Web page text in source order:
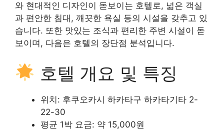
와 현대적인 디자인이 돋보이는 호텔로, 넓은 객실
과 편안한 침대, 깨끗한 욕실 등의 시설을 갖추고 있
습니다. 또한 맛있는 조식과 편리한 주변 시설이 돋
보이며, 다음은 호텔의 장단점 분석입니다.
호텔 개요 및 특징
위치: 후쿠오카시 하카타구 하카타기타 2-
22-30
평균 1박 요금: 약 15,000원